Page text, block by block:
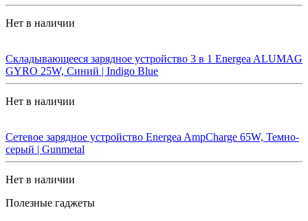
Нет в наличии
Складывающееся зарядное устройство 3 в 1 Energea ALUMAG
GYRO 25W, Синий | Indigo Blue
Нет в наличии
Сетевое зарядное устройство Energea AmpCharge 65W, Темно-
серый | Gunmetal
Нет в наличии
Полезные гаджеты